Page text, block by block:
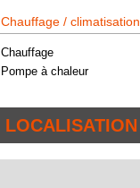
Chauffage / climatisation
Chauffage
Pompe à chaleur
LOCALISATION